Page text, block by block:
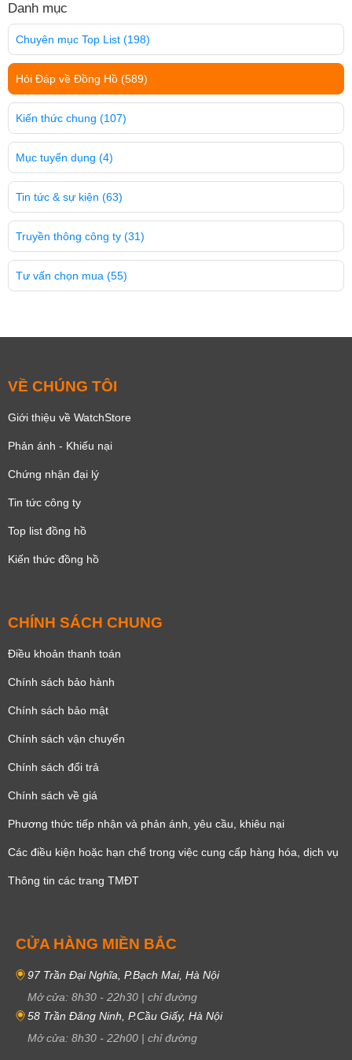
Danh mục
Chuyên mục Top List (198)
Hỏi Đáp về Đồng Hồ (589)
Kiến thức chung (107)
Mục tuyển dụng (4)
Tin tức & sự kiện (63)
Truyền thông công ty (31)
Tư vấn chọn mua (55)
VỀ CHÚNG TÔI
Giới thiệu về WatchStore
Phản ánh - Khiếu nại
Chứng nhận đại lý
Tin tức công ty
Top list đồng hồ
Kiến thức đồng hồ
CHÍNH SÁCH CHUNG
Điều khoản thanh toán
Chính sách bảo hành
Chính sách bảo mật
Chính sách vận chuyển
Chính sách đổi trả
Chính sách về giá
Phương thức tiếp nhận và phản ánh, yêu cầu, khiêu nại
Các điều kiện hoặc hạn chế trong việc cung cấp hàng hóa, dịch vụ
Thông tin các trang TMĐT
CỬA HÀNG MIỀN BẮC
97 Trần Đại Nghĩa, P.Bạch Mai, Hà Nội
Mở cửa: 8h30 - 22h30 | chỉ đường
58 Trần Đăng Ninh, P.Cầu Giấy, Hà Nội
Mở cửa: 8h30 - 22h00 | chỉ đường